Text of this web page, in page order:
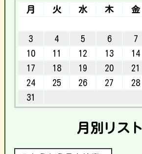
月 火 水 木 金
3
4 5 6 7
10
11 12 13 14
17
18 19 20 21
24
25 26 27 28
31
月別リスト